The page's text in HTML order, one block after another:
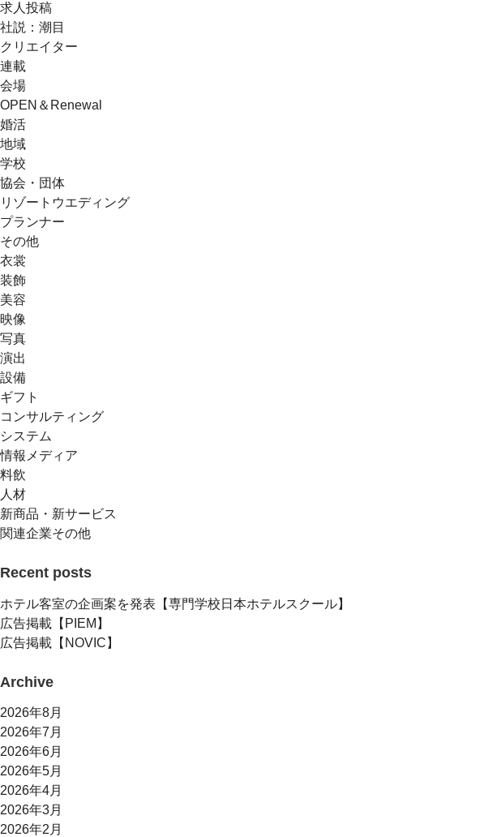
求人投稿
社説：潮目
クリエイター
連載
会場
OPEN＆Renewal
婚活
地域
学校
協会・団体
リゾートウエディング
プランナー
その他
衣裳
装飾
美容
映像
写真
演出
設備
ギフト
コンサルティング
システム
情報メディア
料飲
人材
新商品・新サービス
関連企業その他
Recent posts
ホテル客室の企画案を発表【専門学校日本ホテルスクール】
広告掲載【PIEM】
広告掲載【NOVIC】
Archive
2026年8月
2026年7月
2026年6月
2026年5月
2026年4月
2026年3月
2026年2月